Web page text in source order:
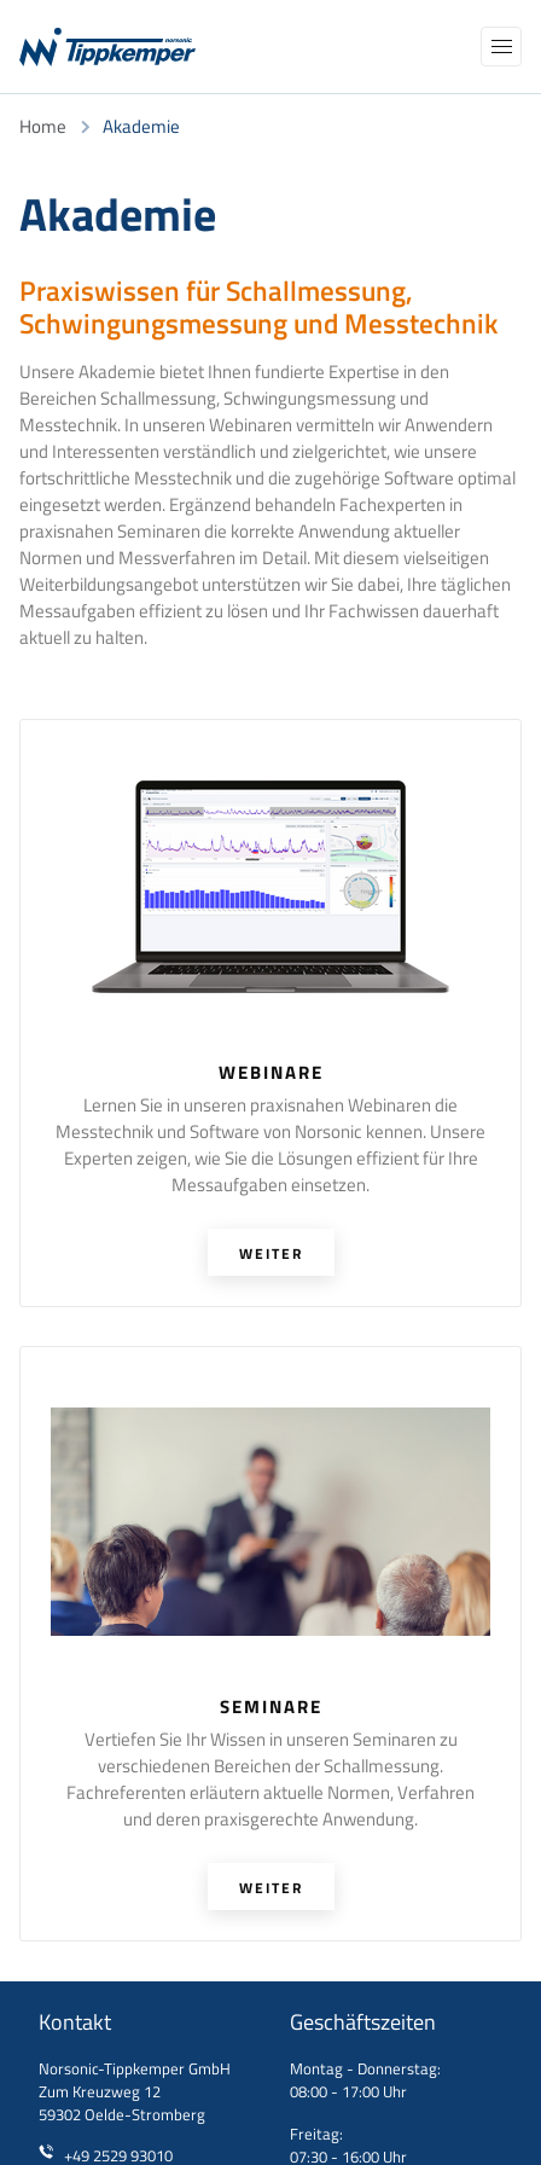
überspringen
Produkte
Kalibrierung/Eichung
Support TELEFON E-MAIL
Suchbegriffe
Home Akademie
Akademie
Praxiswissen für Schallmessung,
Schwingungsmessung und Messtechnik
Unsere Akademie bietet Ihnen fundierte Expertise in den
Bereichen Schallmessung, Schwingungsmessung und
Messtechnik. In unseren Webinaren vermitteln wir Anwendern
und Interessenten verständlich und zielgerichtet, wie unsere
fortschrittliche Messtechnik und die zugehörige Software optimal
eingesetzt werden. Ergänzend behandeln Fachexperten in
praxisnahen Seminaren die korrekte Anwendung aktueller
Normen und Messverfahren im Detail. Mit diesem vielseitigen
Weiterbildungsangebot unterstützen wir Sie dabei, Ihre täglichen
Messaufgaben effizient zu lösen und Ihr Fachwissen dauerhaft
aktuell zu halten.
WEBINARE
Lernen Sie in unseren praxisnahen Webinaren die
Messtechnik und Software von Norsonic kennen. Unsere
Experten zeigen, wie Sie die Lösungen effizient für Ihre
Messaufgaben einsetzen.
WEITER
SEMINARE
Vertiefen Sie Ihr Wissen in unseren Seminaren zu
verschiedenen Bereichen der Schallmessung.
Fachreferenten erläutern aktuelle Normen, Verfahren
und deren praxisgerechte Anwendung.
WEITER
Kontakt
Norsonic-Tippkemper GmbH
Zum Kreuzweg 12
59302 Oelde-Stromberg
+49 2529 93010
Geschäftszeiten
Montag - Donnerstag:
08:00 - 17:00 Uhr
Freitag:
07:30 - 16:00 Uhr